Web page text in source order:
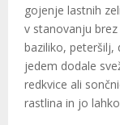
gojenje lastnih
v stanovanju
baziliko, peteršilj,
jedem dodale
redkvice ali
rastlina in jo